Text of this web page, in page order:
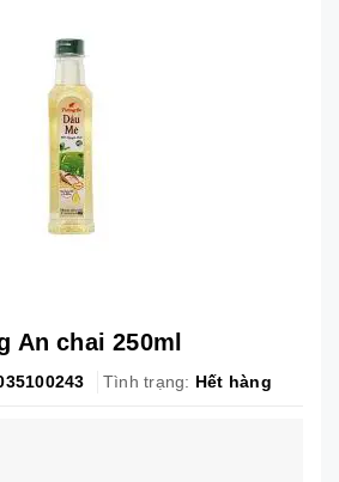
An chai 250ml
Tình trạng: Hết hàng